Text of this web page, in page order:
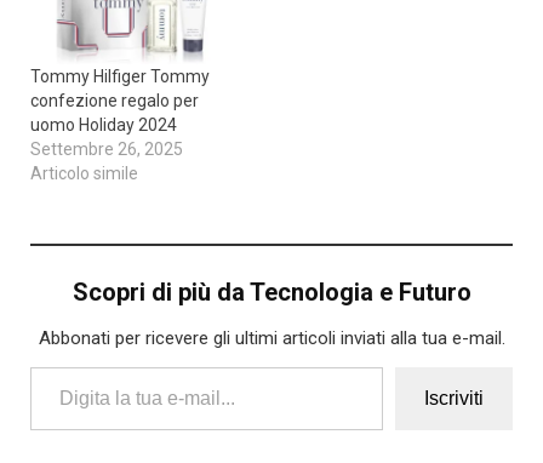
Tommy Hilfiger Tommy
confezione regalo per
uomo Holiday 2024
Settembre 26, 2025
Articolo simile
Scopri di più da Tecnologia e Futuro
Abbonati per ricevere gli ultimi articoli inviati alla tua e-mail.
Digita la tua e-mail...
Iscriviti